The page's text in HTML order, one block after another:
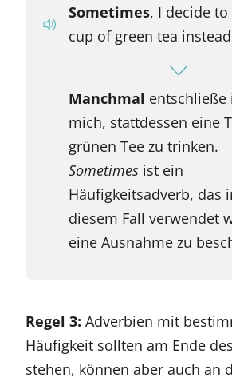
Sometimes, I decide to
cup of green tea
Manchmal entschließe
mich, stattdessen eine
grünen Tee zu trinken.
Sometimesist ein
Häufigkeitsadverb, das
diesem Fall verwendet
eine Ausnahme zu
Regel 3: Adverbien mit
Häufigkeit sollten am Ende
stehen, können aber auch an